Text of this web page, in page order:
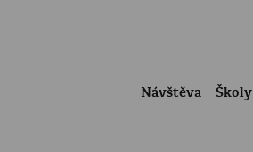
Návštěva Školy